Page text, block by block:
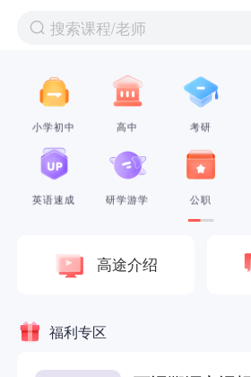
搜索课程/老师
小学初中 高中 考研
英语速成 研学游学 公职
高途介绍
福利专区